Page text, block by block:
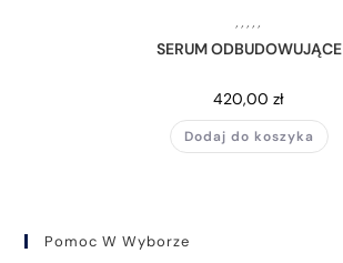
, , , , ,
SERUM ODBUDOWUJĄCE
420,00 zł
Dodaj do koszyka
Pomoc W Wyborze